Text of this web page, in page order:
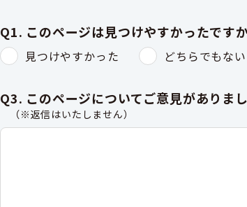
Q1. このページは見つけやすかったです
見つけやすかった どちらでもない
Q3. このページについてご意見がありま
（※返信はいたしません）